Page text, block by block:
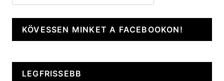
KÖVESSEN MINKET A FACEBOOKON!
LEGFRISSEBB